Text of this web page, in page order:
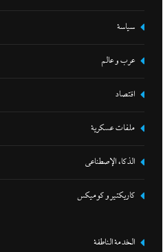
سياسة
عرب و عالم
اقتصاد
ملفات عسكرية
الذكاء الإصطناعي
كاريكتير و كوميكس
الخدمة الناطقة